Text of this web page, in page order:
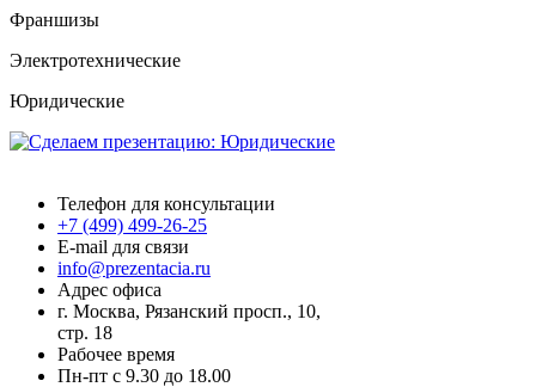
Франшизы
Электротехнические
Юридические
Телефон для консультации
+7 (499) 499-26-25
E-mail для связи
info@prezentacia.ru
Адрес офиса
г. Москва, Рязанский просп., 10,
стр. 18
Рабочее время
Пн-пт с 9.30 до 18.00